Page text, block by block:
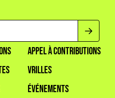
APPEL À CONTRIBUTIONS
VRILLES
ÉVÉNEMENTS